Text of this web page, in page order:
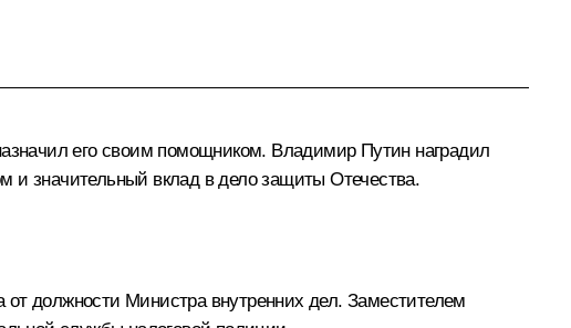
его своим помощником. Владимир Путин наградил
и значительный вклад в дело защиты Отечества.
должности Министра внутренних дел. Заместителем